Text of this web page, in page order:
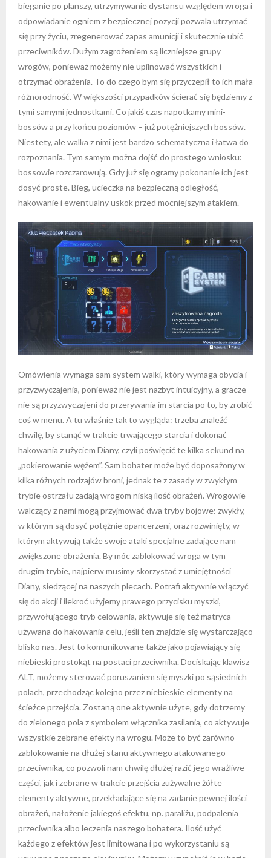
bieganie po planszy, utrzymywanie dystansu względem wroga i
odpowiadanie ogniem z bezpiecznej pozycji pozwala utrzymać
się przy życiu, zregenerować zapas amunicji i skutecznie ubić
przeciwników. Dużym zagrożeniem są liczniejsze grupy
wrogów, ponieważ możemy nie upilnować wszystkich i
otrzymać obrażenia. To do czego bym się przyczepił to ich mała
różnorodność. W większości przypadków ścierać się będziemy z
tymi samymi jednostkami. Co jakiś czas napotkamy mini-
bossów a przy końcu poziomów – już potężniejszych bossów.
Niestety, ale walka z nimi jest bardzo schematyczna i łatwa do
rozpoznania. Tym samym można dojść do prostego wniosku:
bossowie rozczarowują. Gdy już się ogramy pokonanie ich jest
dosyć proste. Bieg, ucieczka na bezpieczną odległość,
hakowanie i ewentualny uskok przed mocniejszym atakiem.
Omówienia wymaga sam system walki, który wymaga obycia i
przyzwyczajenia, ponieważ nie jest nazbyt intuicyjny, a gracze
nie są przyzwyczajeni do przerywania im starcia po to, by zrobić
coś w menu. A tu właśnie tak to wygląda: trzeba znaleźć
chwilę, by stanąć w trakcie trwającego starcia i dokonać
hakowania z użyciem Diany, czyli poświęcić te kilka sekund na
„pokierowanie wężem”. Sam bohater może być doposażony w
kilka różnych rodzajów broni, jednak te z zasady w zwykłym
trybie ostrzału zadają wrogom niską ilość obrażeń. Wrogowie
walczący z nami mogą przyjmować dwa tryby bojowe: zwykły,
w którym są dosyć potężnie opancerzeni, oraz rozwinięty, w
którym aktywują także swoje ataki specjalne zadające nam
zwiększone obrażenia. By móc zablokować wroga w tym
drugim trybie, najpierw musimy skorzystać z umiejętności
Diany, siedzącej na naszych plecach. Potrafi aktywnie włączyć
się do akcji i ilekroć użyjemy prawego przycisku myszki,
przywołującego tryb celowania, aktywuje się też matryca
używana do hakowania celu, jeśli ten znajdzie się wystarczająco
blisko nas. Jest to komunikowane także jako pojawiający się
niebieski prostokąt na postaci przeciwnika. Dociskając klawisz
ALT, możemy sterować poruszaniem się myszki po sąsiednich
polach, przechodząc kolejno przez niebieskie elementy na
ścieżce przejścia. Zostaną one aktywnie użyte, gdy dotrzemy
do zielonego pola z symbolem włącznika zasilania, co aktywuje
wszystkie zebrane efekty na wrogu. Może to być zarówno
zablokowanie na dłużej stanu aktywnego atakowanego
przeciwnika, co pozwoli nam chwilę dłużej razić jego wrażliwe
części, jak i zebrane w trakcie przejścia zużywalne żółte
elementy aktywne, przekładające się na zadanie pewnej ilości
obrażeń, nałożenie jakiegoś efektu, np. paraliżu, podpalenia
przeciwnika albo leczenia naszego bohatera. Ilość użyć
każdego z efektów jest limitowana i po wykorzystaniu są